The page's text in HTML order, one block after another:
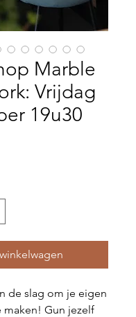
Marble
Vrijdag
19u30
de slag om je eigen
maken! Gun jezelf